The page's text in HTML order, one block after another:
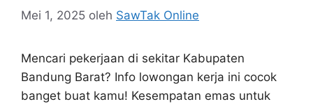
Mei 1, 2025 oleh SawTak Online
Mencari pekerjaan di sekitar Kabupaten
Bandung Barat? Info lowongan kerja ini cocok
banget buat kamu! Kesempatan emas untuk